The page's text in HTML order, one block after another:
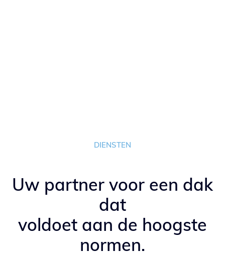
DIENSTEN
Uw partner voor een dak
dat
voldoet aan de hoogste
normen.